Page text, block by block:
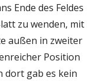
Ende des Feldes
zu wenden, mit
außen in zweiter
Position
dort gab es kein